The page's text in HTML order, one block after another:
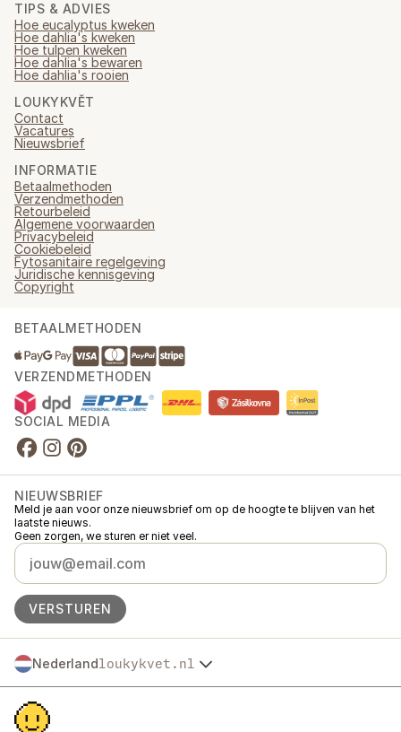
TIPS & ADVIES
Hoe eucalyptus kweken
Hoe dahlia's kweken
Hoe tulpen kweken
Hoe dahlia's bewaren
Hoe dahlia's rooien
LOUKYKVĚT
Contact
Vacatures
Nieuwsbrief
INFORMATIE
Betaalmethoden
Verzendmethoden
Retourbeleid
Algemene voorwaarden
Privacybeleid
Cookiebeleid
Fytosanitaire regelgeving
Juridische kennisgeving
Copyright
BETAALMETHODEN
VERZENDMETHODEN
SOCIAL MEDIA
NIEUWSBRIEF
Meld je aan voor onze nieuwsbrief om op de hoogte te blijven van het
laatste nieuws.
Geen zorgen, we sturen er niet veel.
VERSTUREN
Nederlandloukykvet.nl
Česko
Slovensko
Polska
Loukykvět s.r.o. staat ingeschreven in het handelsregister van de
gemeentelijke rechtbank in Praag, sectie C, dossier 268616.